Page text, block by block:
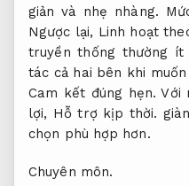
giản và nhẹ nhàng.
Ngược lại, Linh hoạt
truyền thống thường
tác cả hai bên khi
Cam kết đúng hẹn. Với
lợi, Hỗ trợ kịp thời.
chọn phù hợp hơn.
Chuyên môn.